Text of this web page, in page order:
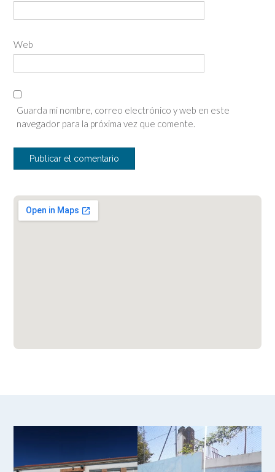
Web
Guarda mi nombre, correo electrónico y web en este
navegador para la próxima vez que comente.